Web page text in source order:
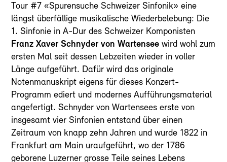
Tour #7 «Spurensuche Schweizer Sinfonik» eine
längst überfällige musikalische Wiederbelebung: Die
1. Sinfonie in A-Dur des Schweizer Komponisten
Franz Xaver Schnyder von Wartensee wird wohl zum
ersten Mal seit dessen Lebzeiten wieder in voller
Länge aufgeführt. Dafür wird das originale
Notenmanuskript eigens für dieses Konzert-
Programm ediert und modernes Aufführungsmaterial
angefertigt. Schnyder von Wartensees erste von
insgesamt vier Sinfonien entstand über einen
Zeitraum von knapp zehn Jahren und wurde 1822 in
Frankfurt am Main uraufgeführt, wo der 1786
geborene Luzerner grosse Teile seines Lebens